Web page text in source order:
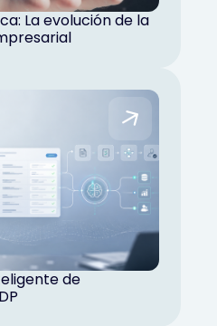
La evolución de la
de